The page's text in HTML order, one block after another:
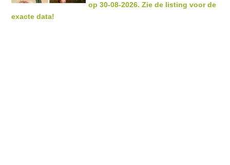
op 30-08-2026. Zie de listing voor de
exacte data!